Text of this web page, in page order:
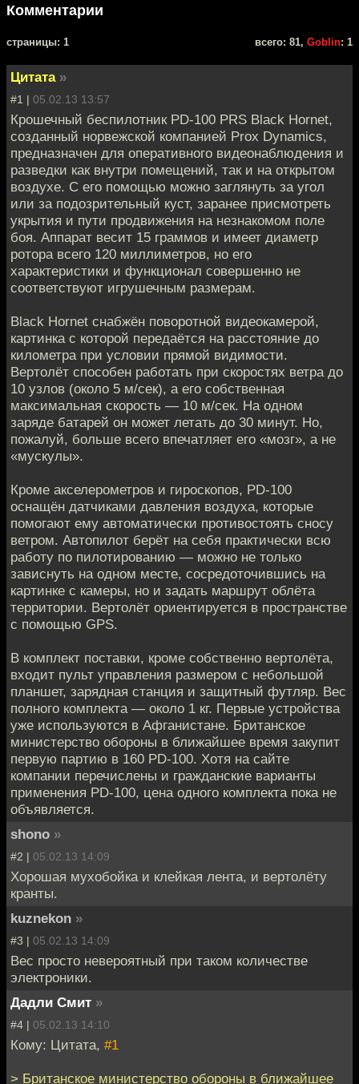
Комментарии
cтраницы: 1 всего: 81, Goblin: 1
Цитата »
#1 | 05.02.13 13:57
Крошечный беспилотник PD-100 PRS Black Hornet,
созданный норвежской компанией Prox Dynamics,
предназначен для оперативного видеонаблюдения и
разведки как внутри помещений, так и на открытом
воздухе. С его помощью можно заглянуть за угол
или за подозрительный куст, заранее присмотреть
укрытия и пути продвижения на незнакомом поле
боя. Аппарат весит 15 граммов и имеет диаметр
ротора всего 120 миллиметров, но его
характеристики и функционал совершенно не
соответствуют игрушечным размерам.
Black Hornet снабжён поворотной видеокамерой,
картинка с которой передаётся на расстояние до
километра при условии прямой видимости.
Вертолёт способен работать при скоростях ветра до
10 узлов (около 5 м/сек), а его собственная
максимальная скорость — 10 м/сек. На одном
заряде батарей он может летать до 30 минут. Но,
пожалуй, больше всего впечатляет его «мозг», а не
«мускулы».
Кроме акселерометров и гироскопов, PD-100
оснащён датчиками давления воздуха, которые
помогают ему автоматически противостоять сносу
ветром. Автопилот берёт на себя практически всю
работу по пилотированию — можно не только
зависнуть на одном месте, сосредоточившись на
картинке с камеры, но и задать маршрут облёта
территории. Вертолёт ориентируется в пространстве
с помощью GPS.
В комплект поставки, кроме собственно вертолёта,
входит пульт управления размером с небольшой
планшет, зарядная станция и защитный футляр. Вес
полного комплекта — около 1 кг. Первые устройства
уже используются в Афганистане. Британское
министерство обороны в ближайшее время закупит
первую партию в 160 PD-100. Хотя на сайте
компании перечислены и гражданские варианты
применения PD-100, цена одного комплекта пока не
объявляется.
shono »
#2 | 05.02.13 14:09
Хорошая мухобойка и клейкая лента, и вертолёту
кранты.
kuznekon »
#3 | 05.02.13 14:09
Вес просто невероятный при таком количестве
электроники.
Дадли Смит »
#4 | 05.02.13 14:10
Кому: Цитата, #1
> Британское министерство обороны в ближайшее